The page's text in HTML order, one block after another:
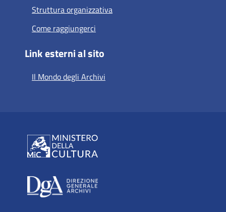
Struttura organizzativa
Come raggiungerci
Link esterni al sito
Il Mondo degli Archivi